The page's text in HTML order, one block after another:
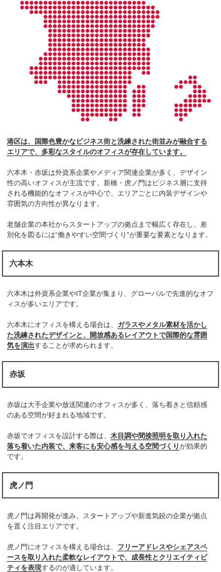
港区は、国際色豊かなビジネス街と洗練された街並みが融合する
エリアで、多彩なスタイルのオフィスが存在しています。
六本木・赤坂は外資系企業やメディア関連企業が多く、デザイン
性の高いオフィスが主流です。新橋・虎ノ門はビジネス層に支持
される機能的なオフィスが中心で、エリアごとに内装デザインや
雰囲気の方向性が異なります。
老舗企業の本社からスタートアップの拠点まで幅広く存在し、差
別化を図るには“働きやすい空間づくり”が重要な要素となります。
六本木
六本木は外資系企業やIT企業が集まり、グローバルで先進的なオフ
ィスが多いエリアです。
六本木にオフィスを構える場合は、 ガラスやメタル素材を活かし
た洗練されたデザインと、開放感あるレイアウトで国際的な雰囲
気を演出することが求められます。
赤坂
赤坂は大手企業や放送関連のオフィスが多く、落ち着きと信頼感
のある空間が好まれる地域です。
赤坂でオフィスを設計する際は、木目調や間接照明を取り入れた
落ち着いた内装で、来客にも安心感を与える空間づくりが効果的
です。
虎ノ門
虎ノ門は再開発が進み、スタートアップや新進気鋭の企業が拠点
を置く注目エリアです。
虎ノ門にオフィスを構える場合は、 フリーアドレスやシェアスペ
ースを取り入れた柔軟なレイアウトで、成長性とクリエイティビ
ティを表現するのが適しています。